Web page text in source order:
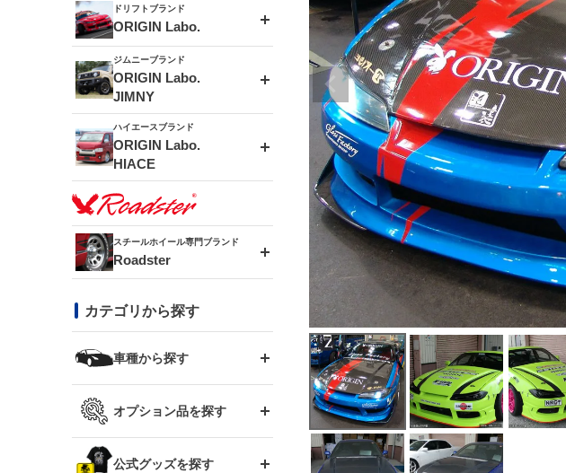
ドリフトブランド
ORIGIN Labo.
エアロシリーズ
ドリフトライン
風神(180SX)
雷神(S15)
龍神(チェイサー)
レーシングライン
アタックライン
ストリームライン
フロントフェンダー
リアフェンダー
ブラッシュフェンダー
コンバットアイ
GTウイング
リアウイング
ルーフウイング
ジムニーブランド
ORIGIN Labo.
JIMNY
アルミホイール
MUD-ZEUS
アルミホイール
MUD-SR7
MUD-S7
ボンネット
フェンダー
サイドパーツ
ハイエースブランド
ORIGIN Labo.
HIACE
エアロシリーズ
LUX MODEL SP
LUX MODEL
RUGGER MODEL
GROUND MODEL
オーバーフェンダー
リアウイング
スムージングバンパー
ワイパーガード
スチールホイール専門ブランド
Roadster
DAYTONA-RS
DAYTONA-RS NEO
まつど家 鉄漢
カテゴリから探す
車種から探す
トヨタ
スズキ
オプション品を探す
GTウイング用ラダー
公式グッズを探す